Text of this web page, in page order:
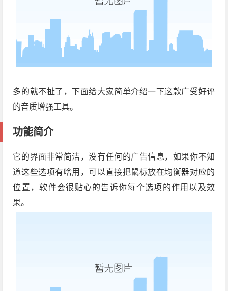
多的就不扯了，下面给大家简单介绍一下这款广受好评
的音质增强工具。
功能简介
它的界面非常简洁，没有任何的广告信息，如果你不知
道这些选项有啥用，可以直接把鼠标放在均衡器对应的
位置，软件会很贴心的告诉你每个选项的作用以及效
果。